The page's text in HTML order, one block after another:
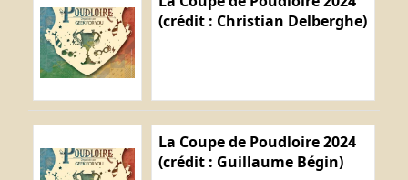
(crédit : Christian Delberghe)
La Coupe de Poudloire 2024
(crédit : Guillaume Bégin)